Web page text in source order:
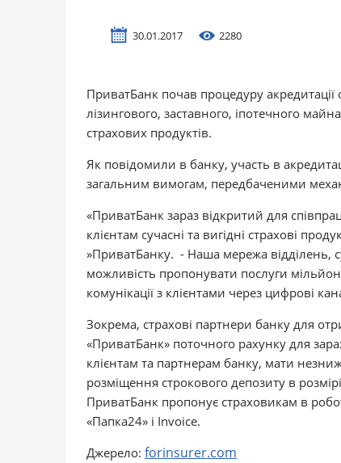
30.01.2017 2280
ПриватБанк почав процедуру
лізингового, заставного, іпотечного
страхових продуктів.
Як повідомили в банку, участь в
загальним вимогам, передбаченими
«ПриватБанк зараз відкритий для
клієнтам сучасні та вигідні страхові
»ПриватБанку. - Наша мережа відділень,
можливість пропонувати послуги
комунікації з клієнтами через цифрові
Зокрема, страхові партнери банку для
«ПриватБанк» поточного рахунку для
клієнтам та партнерам банку, мати
розміщення строкового депозиту в
ПриватБанк пропонує страховикам в
«Папка24» і Invoice.
Джерело: forinsurer.com